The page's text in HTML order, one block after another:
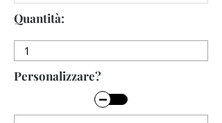
Quantità:
Personalizzare?